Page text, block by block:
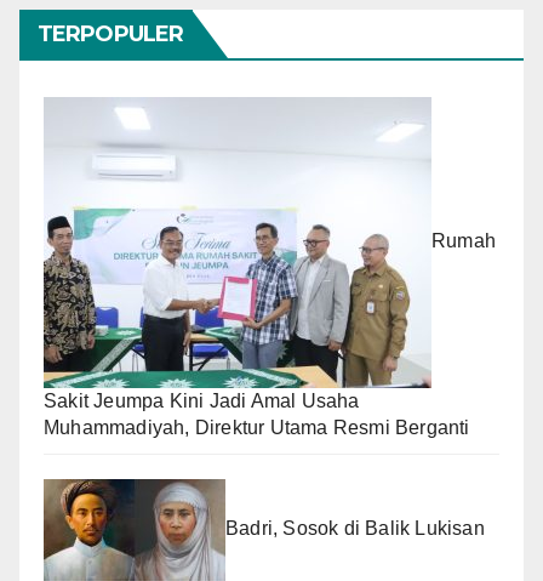
TERPOPULER
Rumah
Sakit Jeumpa Kini Jadi Amal Usaha
Muhammadiyah, Direktur Utama Resmi Berganti
Badri, Sosok di Balik Lukisan